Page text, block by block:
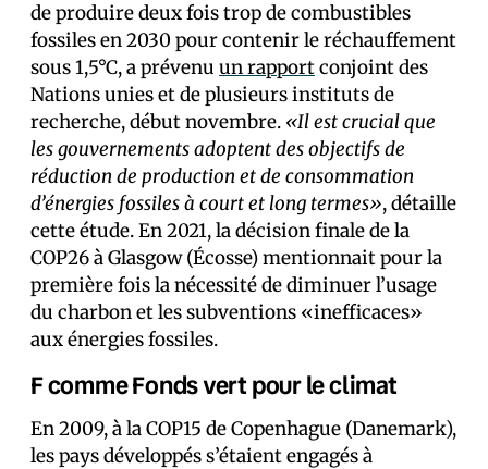
de produire deux fois trop de combustibles
fossiles en 2030 pour contenir le réchauffement
sous 1,5°C, a prévenu un rapportconjoint des
Nations unies et de plusieurs instituts de
recherche, début novembre. «Il est crucial que
les gouvernements adoptent des objectifs de
réduction de production et de consommation
d’énergies fossiles à court et long termes», détaille
cette étude. En 2021, la décision finale de la
COP26 à Glasgow (Écosse) mentionnait pour la
première fois la nécessité de diminuer l’usage
du charbon et les subventions «inefficaces»
aux énergies fossiles.
F comme Fonds vert pour le climat
En 2009, à la COP15 de Copenhague (Danemark),
les pays développés s’étaient engagés à